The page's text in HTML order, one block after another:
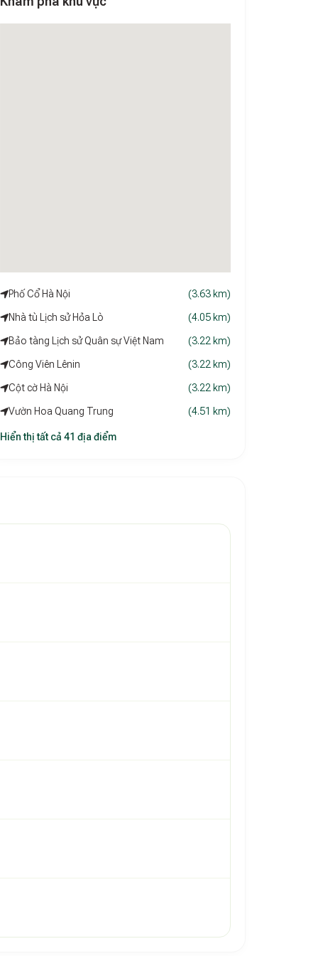
Phố Cổ Hà Nội (3.63 km)
Nhà tù Lịch sử Hỏa Lò (4.05 km)
Bảo tàng Lịch sử Quân sự Việt Nam (3.22 km)
Công Viên Lênin (3.22 km)
Cột cờ Hà Nội (3.22 km)
Vườn Hoa Quang Trung (4.51 km)
Hiển thị tất cả 41 địa điểm